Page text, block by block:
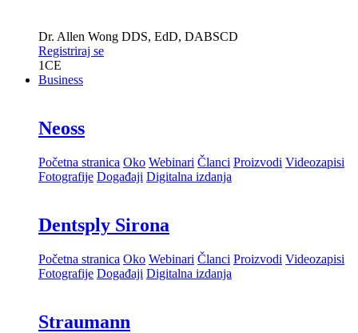
Dr. Allen Wong DDS, EdD, DABSCD
Registriraj se
1CE
Business
Neoss
Početna stranica Oko Webinari Članci Proizvodi Videozapisi
Fotografije Događaji Digitalna izdanja
Dentsply Sirona
Početna stranica Oko Webinari Članci Proizvodi Videozapisi
Fotografije Događaji Digitalna izdanja
Straumann